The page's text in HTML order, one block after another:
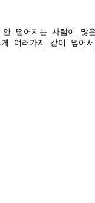
떨어지는 사람이 많
게 여러가지 같이 넣어